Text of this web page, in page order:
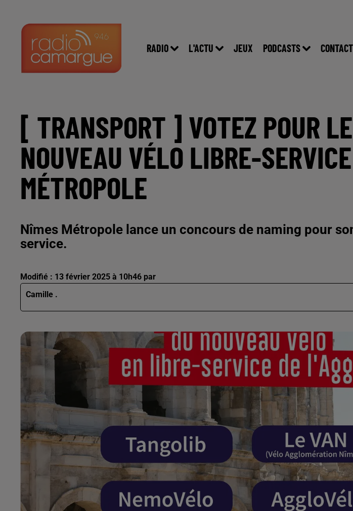
RADIO L'ACTU JEUX PODCASTS CONTACT
[ TRANSPORT ] VOTEZ POUR
NOUVEAU VÉLO LIBRE-
MÉTROPOLE
Nîmes Métropole lance un concours de naming pour
service.
Modifié : 13 février 2025 à 10h46 par
Camille .